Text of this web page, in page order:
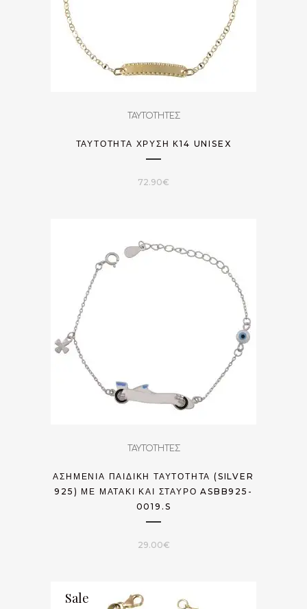
ΤΑΥΤΟΤΗΤΕΣ
ΤΑΥΤΌΤΗΤΑ ΧΡΥΣΉ Κ14 UNISEX
72.90€
ΤΑΥΤΟΤΗΤΕΣ
ΑΣΗΜΈΝΙΑ ΠΑΙΔΙΚΉ ΤΑΥΤΌΤΗΤΑ (SILVER
925) ΜΕ ΜΑΤΆΚΙ ΚΑΙ ΣΤΑΥΡΌ ASBB925-
0019.S
29.00€
Sale